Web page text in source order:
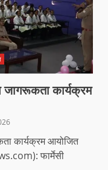
जागरूकता कार्यक्रम
कार्यक्रम आयोजित
फार्मेसी